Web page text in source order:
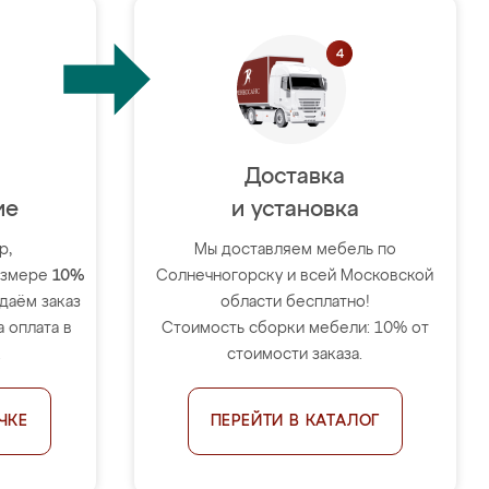
10%
заказ
оплата в
Доставка
и установка
Мы доставляем мебель по
Солнечногорску и всей Московской
области бесплатно!
Стоимость сборки мебели: 10% от
стоимости заказа.
ПЕРЕЙТИ В КАТАЛОГ